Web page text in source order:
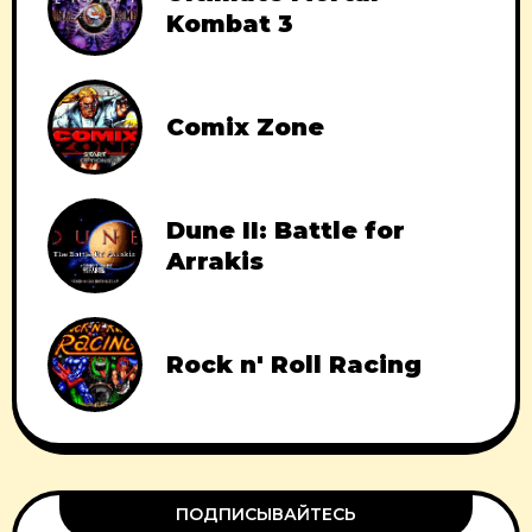
Kombat 3
Comix Zone
Dune II: Battle for
Arrakis
Rock n' Roll Racing
ПОДПИСЫВАЙТЕСЬ